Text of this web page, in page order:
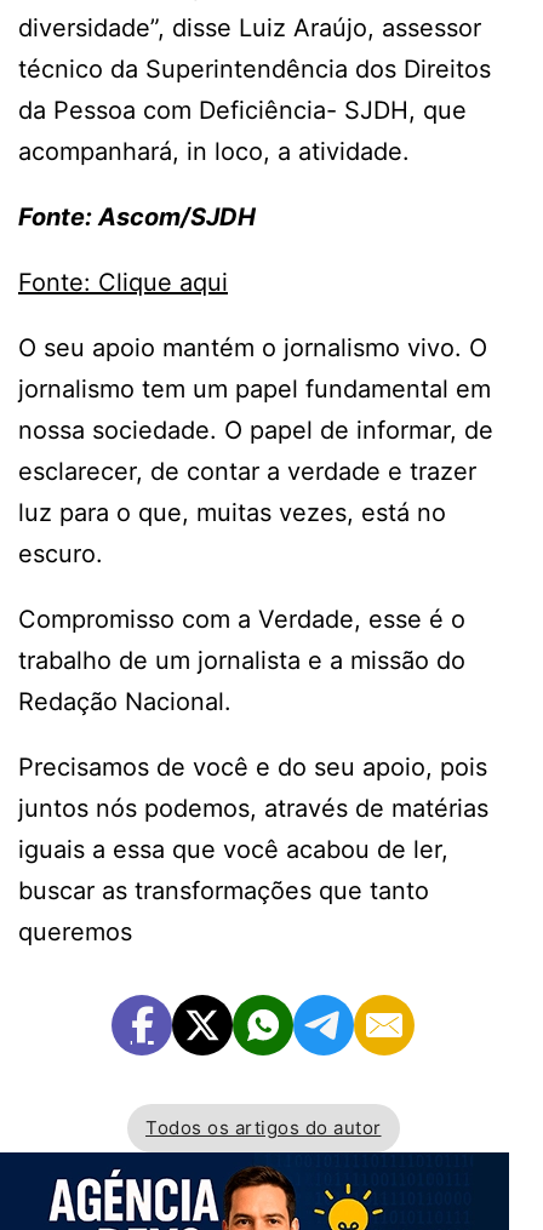
diversidade”, disse Luiz Araújo, assessor
técnico da Superintendência dos Direitos
da Pessoa com Deficiência- SJDH, que
acompanhará, in loco, a atividade.
Fonte: Ascom/SJDH
Fonte: Clique aqui
O seu apoio mantém o jornalismo vivo. O
jornalismo tem um papel fundamental em
nossa sociedade. O papel de informar, de
esclarecer, de contar a verdade e trazer
luz para o que, muitas vezes, está no
escuro.
Compromisso com a Verdade, esse é o
trabalho de um jornalista e a missão do
Redação Nacional.
Precisamos de você e do seu apoio, pois
juntos nós podemos, através de matérias
iguais a essa que você acabou de ler,
buscar as transformações que tanto
queremos
Todos os artigos do autor